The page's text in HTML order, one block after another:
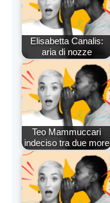
Elisabetta Canalis:
aria di nozze
Teo Mammuccari
indeciso tra due more